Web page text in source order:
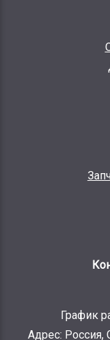
График
Адрес: Россия,